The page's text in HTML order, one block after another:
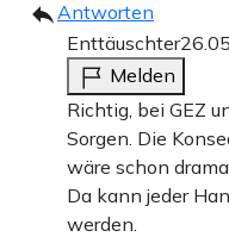
Antworten
Enttäuschter
Melden
Richtig, bei GEZ
Sorgen. Die
wäre schon
Da kann jeder
werden.